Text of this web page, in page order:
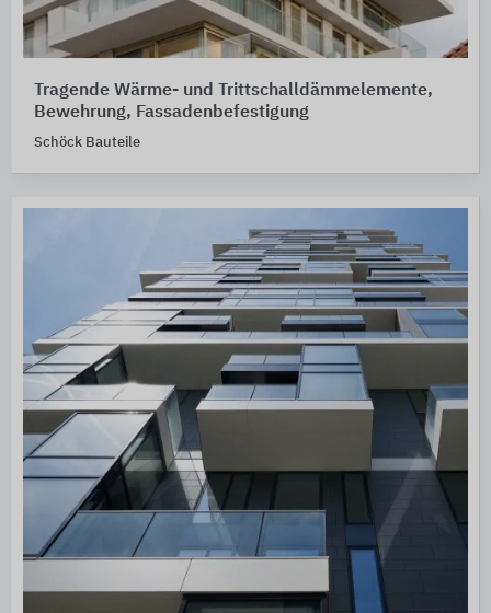
Tragende Wärme- und Trittschalldämmelemente,
Bewehrung, Fassadenbefestigung
Schöck Bauteile